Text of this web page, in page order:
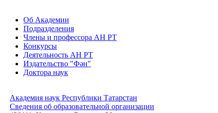
Об Академии
Подразделения
Члены и профессора АН РТ
Конкурсы
Деятельность АН РТ
Издательство "Фән"
Доктора наук
Академия наук Республики Татарстан
Сведения об образовательной организации